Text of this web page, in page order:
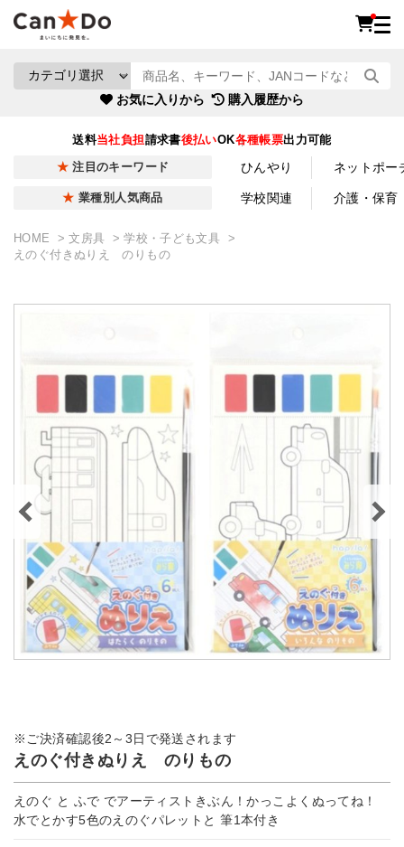
お気に入りから 購入履歴から
送料当社負担請求書後払いOK各種帳票出力可能
注目のキーワード ひんやり ネットポー
業種別人気商品 学校関連 介護・保育
HOME 文房具
学校・子ども文具
えのぐ付きぬりえ のりもの
※ご決済確認後2～3日で発送されます
えのぐ付きぬりえ のりもの
えのぐ と ふで でアーティストきぶん！かっこよくぬってね！
水でとかす5色のえのぐパレットと 筆1本付き